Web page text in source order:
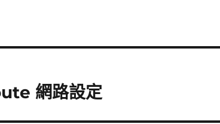
網路設定